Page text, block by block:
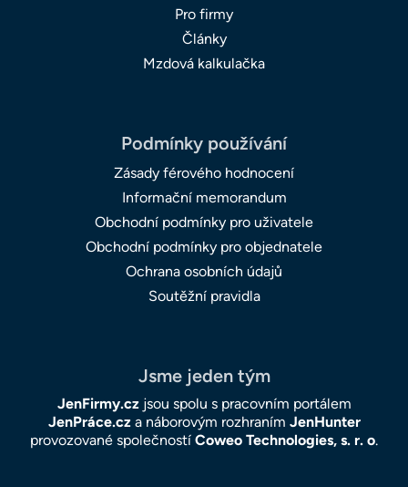
Pro firmy
Články
Mzdová kalkulačka
Podmínky používání
Zásady férového hodnocení
Informační memorandum
Obchodní podmínky pro uživatele
Obchodní podmínky pro objednatele
Ochrana osobních údajů
Soutěžní pravidla
Jsme jeden tým
JenFirmy.czjsou spolu s pracovním portálem
JenPráce.cza náborovým rozhraním JenHunter
provozované společností Coweo Technologies, s. r. o.